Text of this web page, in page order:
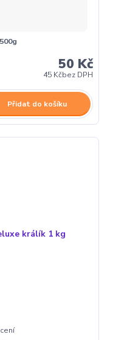
50 Kč
45 Kčbez DPH
Přidat do košíku